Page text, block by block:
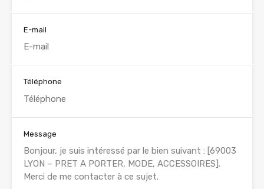
E-mail
Téléphone
Message